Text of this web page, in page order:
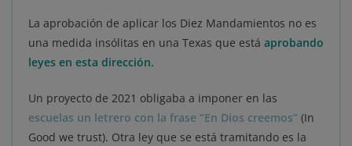
La aprobación de aplicar los Diez Mandamientos no es
una medida insólitas en una Texas que está aprobando
leyes en esta dirección.
Un proyecto de 2021 obligaba a imponer en las
escuelas un letrero con la frase “En Dios creemos” (In
Good we trust). Otra ley que se está tramitando es la